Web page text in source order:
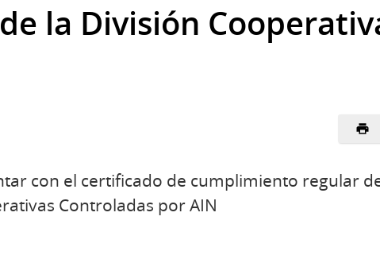
la División
con el certificado de cumplimiento regular
Controladas por AIN